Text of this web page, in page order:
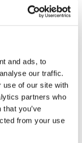
and ads, to
our traffic.
use of our site with
partners who
you’ve
from your use